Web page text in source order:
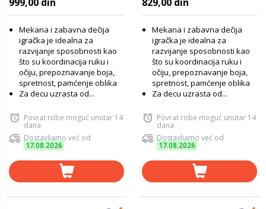
Mekana i zabavna dečija
igračka je idealna za
razvijanje sposobnosti kao
što su koordinacija ruku i
očiju, prepoznavanje boja,
spretnost, pamćenje oblika
Za decu uzrasta od...
Povrat robe moguć unutar 14
dana
Dostavljamo već od
17.08.2026
Mekana i zabavna dečija
igračka je idealna za
razvijanje sposobnosti kao
što su koordinacija ruku i
očiju, prepoznavanje boja,
spretnost, pamćenje oblika
Za decu uzrasta od...
Povrat robe moguć unutar 14
dana
Dostavljamo već od
17.08.2026